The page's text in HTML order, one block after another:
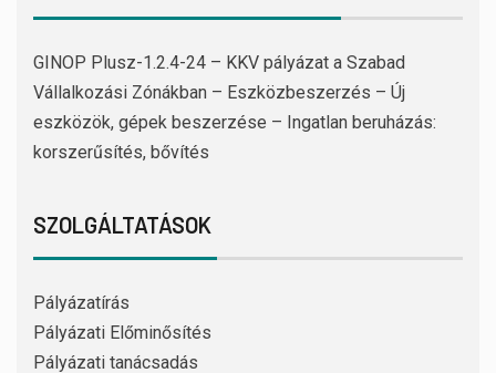
GINOP Plusz-1.2.4-24 – KKV pályázat a Szabad
Vállalkozási Zónákban – Eszközbeszerzés – Új
eszközök, gépek beszerzése – Ingatlan beruházás:
korszerűsítés, bővítés
SZOLGÁLTATÁSOK
Pályázatírás
Pályázati Előminősítés
Pályázati tanácsadás